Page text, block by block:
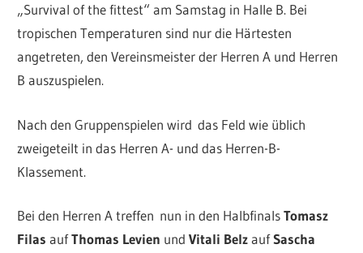
„Survival of the fittest“ am Samstag in Halle B. Bei
tropischen Temperaturen sind nur die Härtesten
angetreten, den Vereinsmeister der Herren A und Herren
B auszuspielen.
Nach den Gruppenspielen wird das Feld wie üblich
zweigeteilt in das Herren A- und das Herren-B-
Klassement.
Bei den Herren A treffen nun in den HalbfinalsTomasz
Filas aufThomas Levien undVitali BelzaufSascha